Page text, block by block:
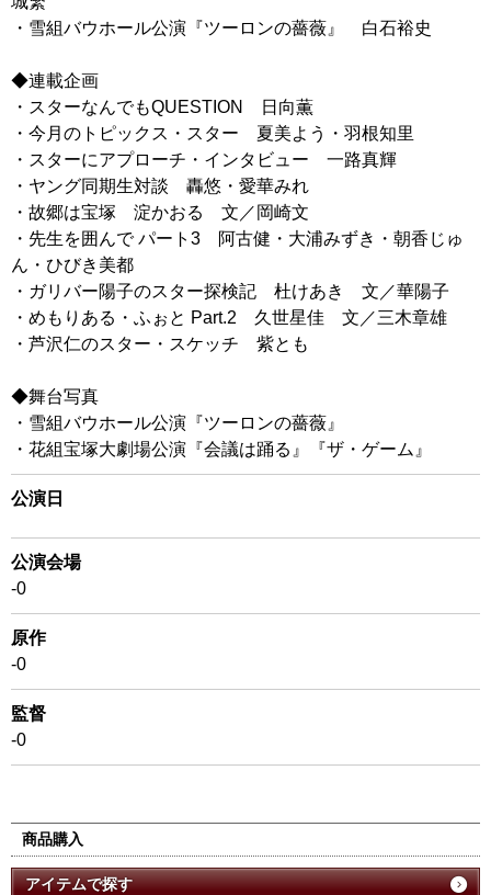
・雪組バウホール公演『ツーロンの薔薇』 白石裕史
◆連載企画
・スターなんでもQUESTION 日向薫
・今月のトピックス・スター 夏美よう・羽根知里
・スターにアプローチ・インタビュー 一路真輝
・ヤング同期生対談 轟悠・愛華みれ
・故郷は宝塚 淀かおる 文／岡崎文
・先生を囲んで パート3 阿古健・大浦みずき・朝香じゅ
ん・ひびき美都
・ガリバー陽子のスター探検記 杜けあき 文／華陽子
・めもりある・ふぉと Part.2 久世星佳 文／三木章雄
・芦沢仁のスター・スケッチ 紫とも
◆舞台写真
・雪組バウホール公演『ツーロンの薔薇』
・花組宝塚大劇場公演『会議は踊る』『ザ・ゲーム』
公演日
公演会場
-0
原作
-0
監督
-0
商品購入
アイテムで探す